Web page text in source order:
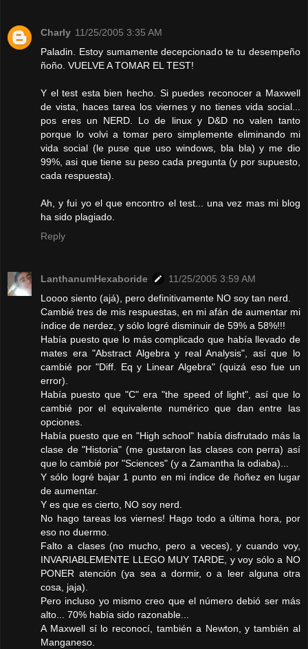
Charly 11/25/2005 3:35 AM
Paladin. Estoy sumamente decepcionado te tu desempeño
ñoño. VUELVE A TOMAR EL TEST!
Y el test esta bien hecho. Si puedes reconocer a Maxwell
de vista, haces tarea los viernes y no tienes vida social...
pos eres un NERD. Lo de linux y D&D no valen tanto
porque lo volvi a tomar pero simplemente eliminando mi
vida social (le puse que uso windows, bla bla) y me dio
99%, asi que tiene su peso cada pregunta (y por supuesto,
cada respuesta).
Ah, y fui yo el que encontro el test... una vez mas mi blog
ha sido plagiado.
Reply
LanthanumHexaboride
11/25/2005 3:59 AM
Loooo siento (ajá), pero definitivamente NO soy tan nerd.
Cambié tres de mis respuestas, en mi afán de aumentar mi
índice de nerdez, y sólo logré disminuir de 59% a 58%!!!
Había puesto que lo más complicado que había llevado de
mates era "Abstract Algebra y real Analysis", así que lo
cambié por "Diff. Eq y Linear Algebra" (quizá eso fue un
error).
Había puesto que "C" era "the speed of light", así que lo
cambié por el equivalente numérico que dan entre las
opciones.
Había puesto que en "High school" había disfrutado más la
clase de "Historia" (me gustaron las clases con perra) así
que lo cambié por "Sciences" (y a Zamantha la odiaba)...
Y sólo logré bajar 1 punto en mi índice de ñoñez en lugar
de aumentar.
Y es que es cierto, NO soy nerd.
No hago tareas los viernes! Hago todo a última hora, por
eso no duermo.
Falto a clases (no mucho, pero a veces), y cuando voy,
INVARIABLEMENTE LLEGO MUY TARDE, y voy sólo a NO
PONER atención (ya sea a dormir, o a leer alguna otra
cosa, jaja).
Pero incluso yo mismo creo que el número debió ser más
alto... 70% había sido razonable...
A Maxwell sí lo reconocí, también a Newton, y también al
Manganeso.